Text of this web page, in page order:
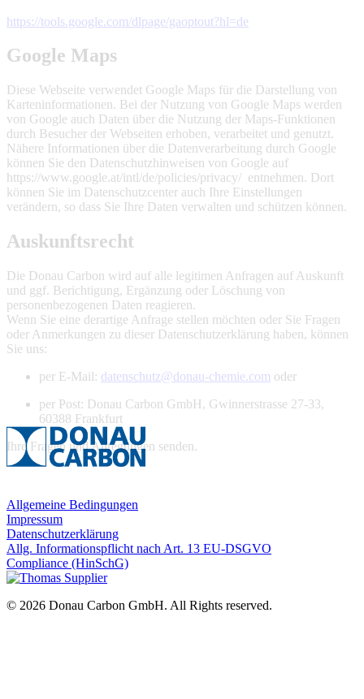
https://tools.google.com/dlpage/gaoptout?hl=de
Google Maps
Diese Webseite verwendet Google Maps für die Darstellung von
Karteninformationen. Bei der Nutzung von Google Maps werden
von Google auch Daten über die Nutzung der Maps-Funktionen
durch Besucher der Webseiten erhoben, verarbeitet und genutzt.
Nähere Informationen über die Datenverarbeitung durch Google
können Sie den Datenschutzhinweisen von Google auf
https://www.google.at/intl/de/policies/privacy/ entnehmen. Dort
können Sie im Datenschutzcenter auch Ihre Einstellungen
verändern, so dass Sie Ihre Daten verwalten und schützen können.
Auskunftsrecht
Die Donau Carbon wird auf alle legitimen Anfragen auf Auskunft
und ggf. Berichtigung, Ergänzung oder Löschung von
personenbezogenen Daten reagieren.
Wenn Sie eine derartige Anfrage stellen möchten oder Sie Fragen
oder Anmerkungen zu dieser Datenschutzerklärung haben, können
Sie uns:
per E-Mail: datenschutz@donau-chemie.com oder
per Post: Donau Carbon GmbH, Gwinnerstrasse 27-33,
60388 Frankfurt
Ihre Fragen und Anregungen senden.
Allgemeine Bedingungen
Impressum
Datenschutzerklärung
Allg. Informationspflicht nach Art. 13 EU-DSGVO
Compliance (HinSchG)
© 2026 Donau Carbon GmbH. All Rights reserved.